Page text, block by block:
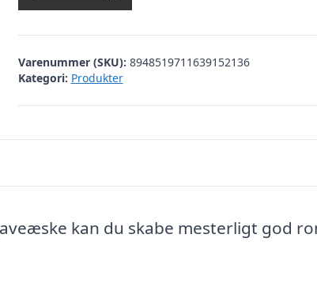
Varenummer (SKU): 8948519711639152136
Kategori: Produkter
kan du skabe mesterligt god